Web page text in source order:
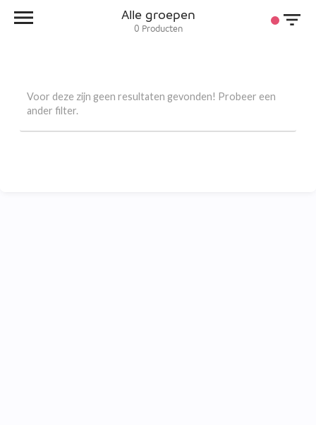
Alle groepen
0 Producten
Voor deze zijn geen resultaten gevonden! Probeer een
ander filter.